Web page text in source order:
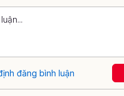
đăng bình luận